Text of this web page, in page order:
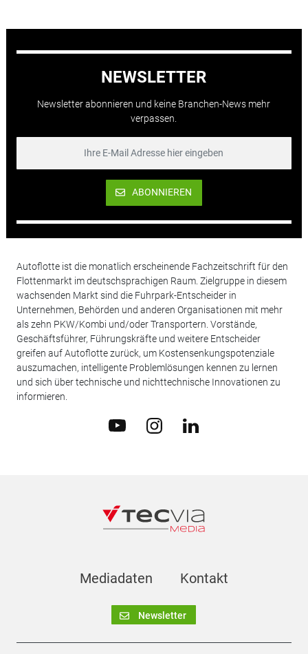
NEWSLETTER
Newsletter abonnieren und keine Branchen-News mehr
verpassen.
ABONNIEREN
Autoflotte ist die monatlich erscheinende Fachzeitschrift für den
Flottenmarkt im deutschsprachigen Raum. Zielgruppe in diesem
wachsenden Markt sind die Fuhrpark-Entscheider in
Unternehmen, Behörden und anderen Organisationen mit mehr
als zehn PKW/Kombi und/oder Transportern. Vorstände,
Geschäftsführer, Führungskräfte und weitere Entscheider
greifen auf Autoflotte zurück, um Kostensenkungspotenziale
auszumachen, intelligente Problemlösungen kennen zu lernen
und sich über technische und nichttechnische Innovationen zu
informieren.
Mediadaten Kontakt
Newsletter